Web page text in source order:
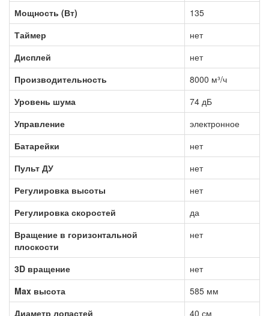
Мощность (Вт)
135
Таймер
нет
Дисплей
нет
Производительность
8000 м³/ч
Уровень шума
74 дБ
Управление
электронное
Батарейки
нет
Пульт ДУ
нет
Регулировка высоты
нет
Регулировка скоростей
да
Вращение в горизонтальной
плоскости
нет
3D вращение
нет
Max высота
585 мм
Диаметр лопастей
40 см